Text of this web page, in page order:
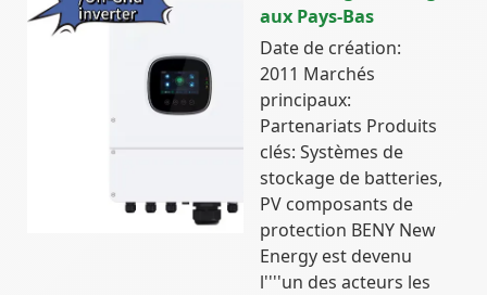
aux Pays-Bas
Date de création:
2011 Marchés
principaux:
Partenariats Produits
clés: Systèmes de
stockage de batteries,
PV composants de
protection BENY New
Energy est devenu
l''''un des acteurs les